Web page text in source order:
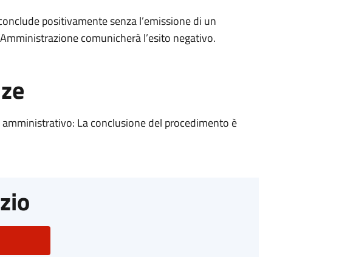
positivamente senza l’emissione di un
comunicherà l’esito negativo.
La conclusione del procedimento è